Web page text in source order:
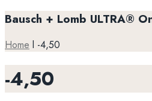
Bausch + Lomb ULTRA®
Home l -4,50
-4,50